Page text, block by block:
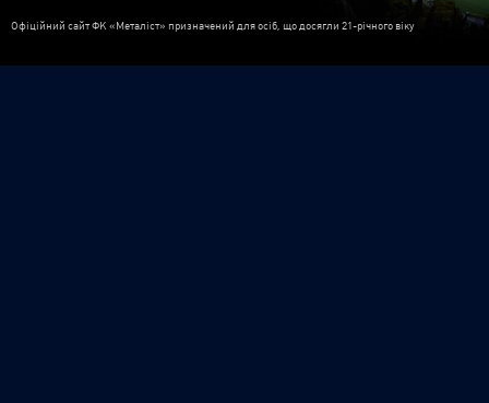
Офіційний сайт ФК «Металіст» призначений для осіб, що досягли 21-річного віку